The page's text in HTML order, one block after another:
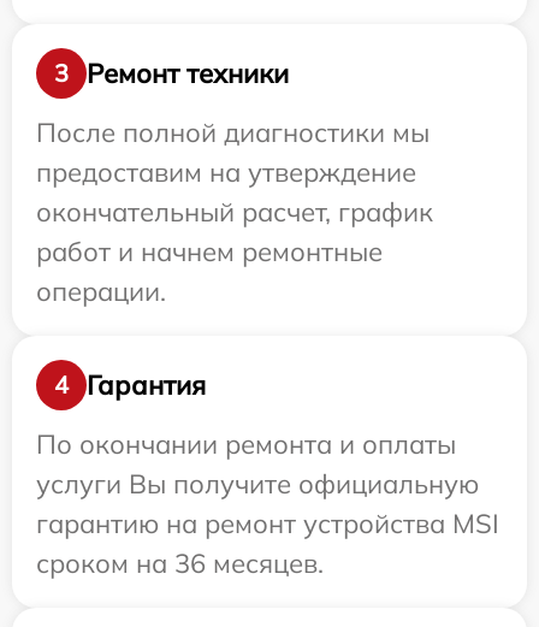
3
Ремонт техники
После полной диагностики мы
предоставим на утверждение
окончательный расчет, график
работ и начнем ремонтные
операции.
4
Гарантия
По окончании ремонта и оплаты
услуги Вы получите официальную
гарантию на ремонт устройства MSI
сроком на 36 месяцев.